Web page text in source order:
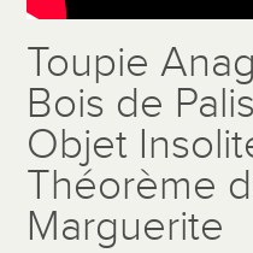
Toupie
Bois de
Objet
Théorème
Marguerite